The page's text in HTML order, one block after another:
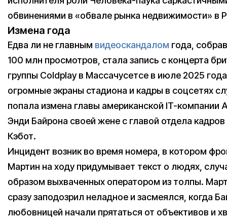
обвинениями в «обвале рынка недвижимости» в
Измена года
Едва ли не главным видеоскандалом года,
100 млн просмотров, стала запись с концерта
группы Coldplay в Массачусетсе в июле 2025
огромные экраны стадиона и кадры в соцсетях
попала измена главы американской IT-компании
Энди Байрона своей жене с главой отдела кадров
Кэбот.
Инцидент возник во время номера, в котором
Мартин на ходу придумывает текст о людях,
образом выхваченных оператором из толпы.
сразу заподозрил неладное и засмеялся, когда
любовницей начали прятаться от объективов и